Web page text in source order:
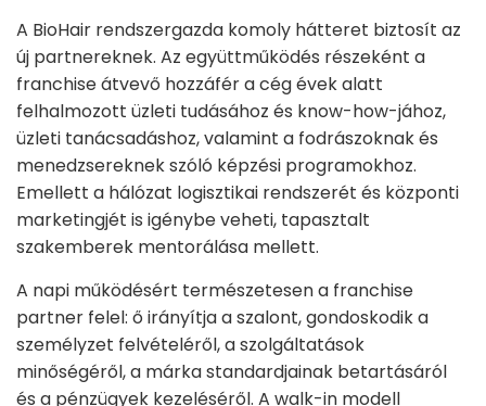
A BioHair rendszergazda komoly hátteret biztosít az
új partnereknek. Az együttműködés részeként a
franchise átvevő hozzáfér a cég évek alatt
felhalmozott üzleti tudásához és know-how-jához,
üzleti tanácsadáshoz, valamint a fodrászoknak és
menedzsereknek szóló képzési programokhoz.
Emellett a hálózat logisztikai rendszerét és központi
marketingjét is igénybe veheti, tapasztalt
szakemberek mentorálása mellett.
A napi működésért természetesen a franchise
partner felel: ő irányítja a szalont, gondoskodik a
személyzet felvételéről, a szolgáltatások
minőségéről, a márka standardjainak betartásáról
és a pénzügyek kezeléséről. A walk-in modell